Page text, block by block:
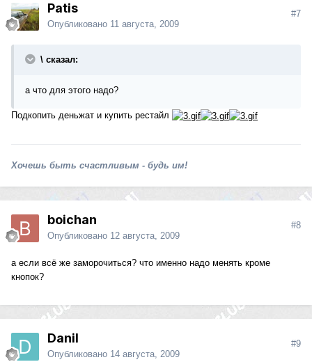
Patis
Опубликовано 11 августа, 2009
#7
\ сказал:
а что для этого надо?
Подкопить деньжат и купить рестайл
Хочешь быть счастливым - будь им!
boichan
Опубликовано 12 августа, 2009
#8
а если всё же заморочиться? что именно надо менять кроме
кнопок?
Danil
Опубликовано 14 августа, 2009
#9